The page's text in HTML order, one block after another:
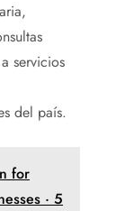
servicios
del país.
for
· 5